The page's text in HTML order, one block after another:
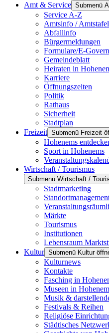
Amt & Service Submenü
Service A-Z
Amtsinfo / Amtstafel
Abfallinfo
Bürgermeldungen
Formulare/E-
Gemeindeblatt
Heiraten in
Karriere
Öffnungszeiten
Politik
Rathaus
Sicherheit
Stadtplan
Freizeit Submenü Freizeit
Hohenems
Sport in Hohenems
Wirtschaft / Tourismus
Submenü Wirtschaft /
Stadtmarketing
Märkte
Tourismus
Institutionen
Lebensraum
Kultur Submenü Kultur
Kulturnews
Kontakte
Fasching in
Museen in
Musik &
Festivals & Reihen
Religiöse
Städtisches